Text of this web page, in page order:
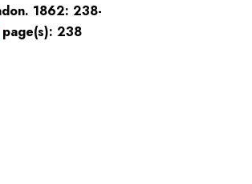
1862: 238-
page(s): 238